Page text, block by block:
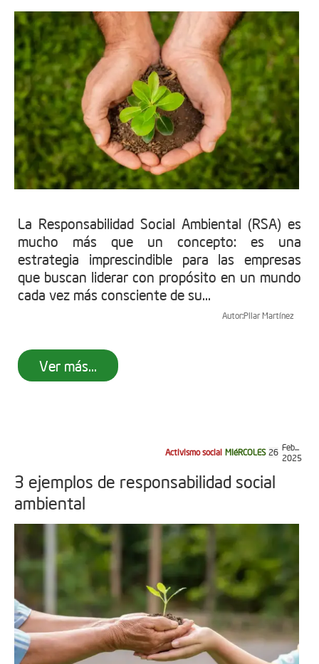
La Responsabilidad Social Ambiental (RSA) es
mucho más que un concepto: es una
estrategia imprescindible para las empresas
que buscan liderar con propósito en un mundo
cada vez más consciente de su...
Autor:Pilar Martínez
Ver más...
Activismo social MIéRCOLES 26 Feb...
2025
3 ejemplos de responsabilidad social
ambiental